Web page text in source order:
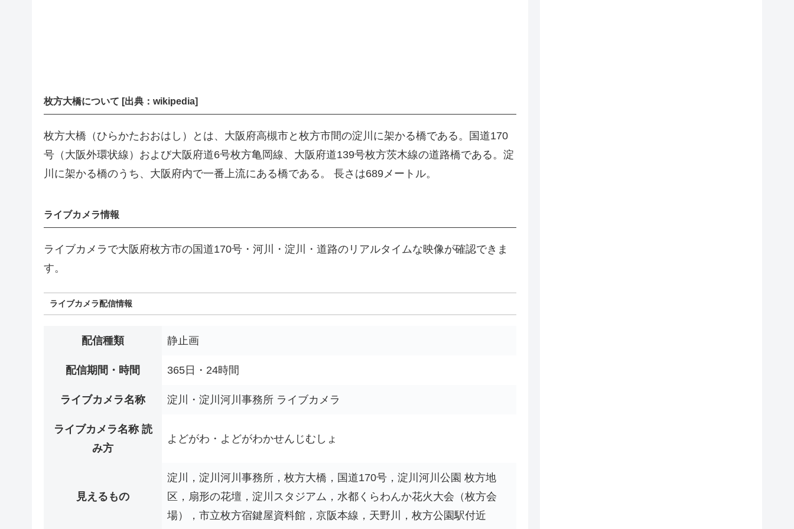
枚方大橋について [出典：wikipedia]
枚方大橋（ひらかたおおはし）とは、大阪府高槻市と枚方市間の淀川に架かる橋である。国道170
号（大阪外環状線）および大阪府道6号枚方亀岡線、大阪府道139号枚方茨木線の道路橋である。淀
川に架かる橋のうち、大阪府内で一番上流にある橋である。 長さは689メートル。
ライブカメラ情報
ライブカメラで大阪府枚方市の国道170号・河川・淀川・道路のリアルタイムな映像が確認できま
す。
ライブカメラ配信情報
配信種類 静止画
配信期間・時間 365日・24時間
ライブカメラ名称 淀川・淀川河川事務所 ライブカメラ
ライブカメラ名称 読
み方
よどがわ・よどがわかせんじむしょ
見えるもの
淀川，淀川河川事務所，枚方大橋，国道170号，淀川河川公園 枚方地
区，扇形の花壇，淀川スタジアム，水都くらわんか花火大会（枚方会
場），市立枚方宿鍵屋資料館，京阪本線，天野川，枚方公園駅付近